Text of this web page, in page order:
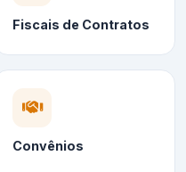
Fiscais de Contratos
Convênios